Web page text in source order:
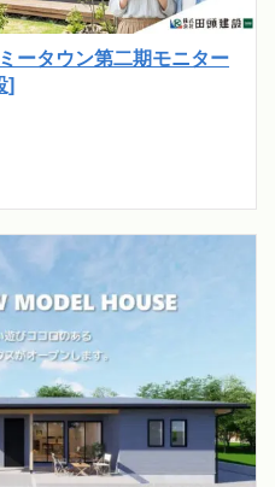
ータウン第二期モニター
]